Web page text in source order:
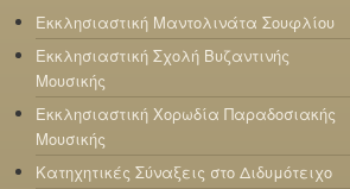
Εκκλησιαστική Μαντολινάτα Σουφλίου
Εκκλησιαστική Σχολή Βυζαντινής
Μουσικής
Εκκλησιαστική Χορωδία Παραδοσιακής
Μουσικής
Κατηχητικές Σύναξεις στο Διδυμότειχο